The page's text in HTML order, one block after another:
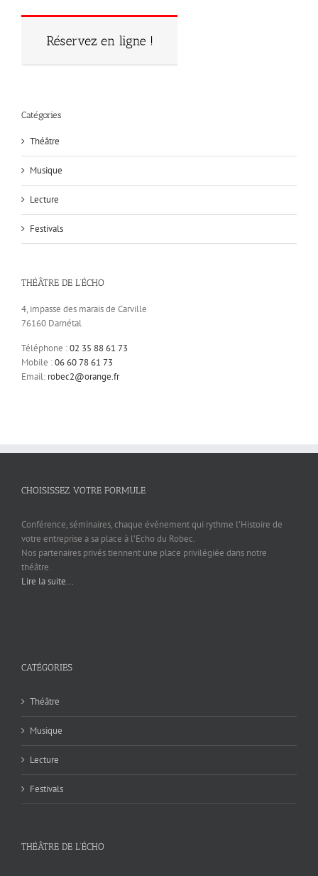
Catégories
Théâtre
Musique
Lecture
Festivals
THÉÂTRE DE L’ÉCHO
4, impasse des marais de Carville
76160 Darnétal
Téléphone :02 35 88 61 73
Mobile :06 60 78 61 73
Email: robec2@orange.fr
CHOISISSEZ VOTRE FORMULE
Conférence, séminaires, chaque événement qui rythme l’Histoire de
votre entreprise a sa place à l’Echo du Robec.
Nos partenaires privés tiennent une place privilégiée dans notre
théâtre.
Lire la suite...
CATÉGORIES
Théâtre
Musique
Lecture
Festivals
THÉÂTRE DE L’ÉCHO